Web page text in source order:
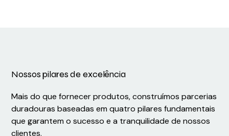
Nossos pilares de excelência
Mais do que fornecer produtos, construímos parcerias
duradouras baseadas em quatro pilares fundamentais
que garantem o sucesso e a tranquilidade de nossos
clientes.